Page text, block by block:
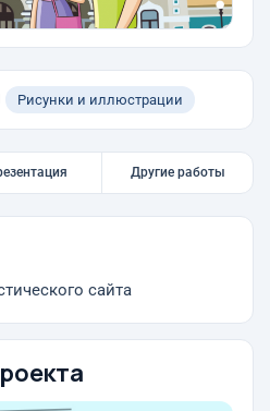
Рисунки и иллюстрации
Другие работы
сайта